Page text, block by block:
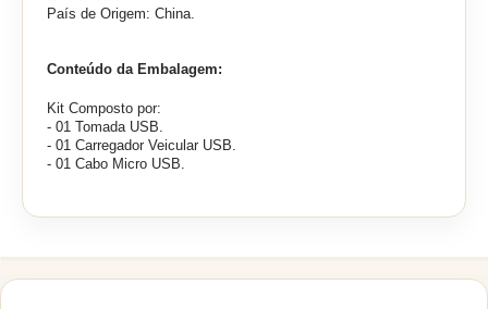
País de Origem: China.
Conteúdo da Embalagem:
Kit Composto por:
- 01 Tomada USB.
- 01 Carregador Veicular USB.
- 01 Cabo Micro USB.